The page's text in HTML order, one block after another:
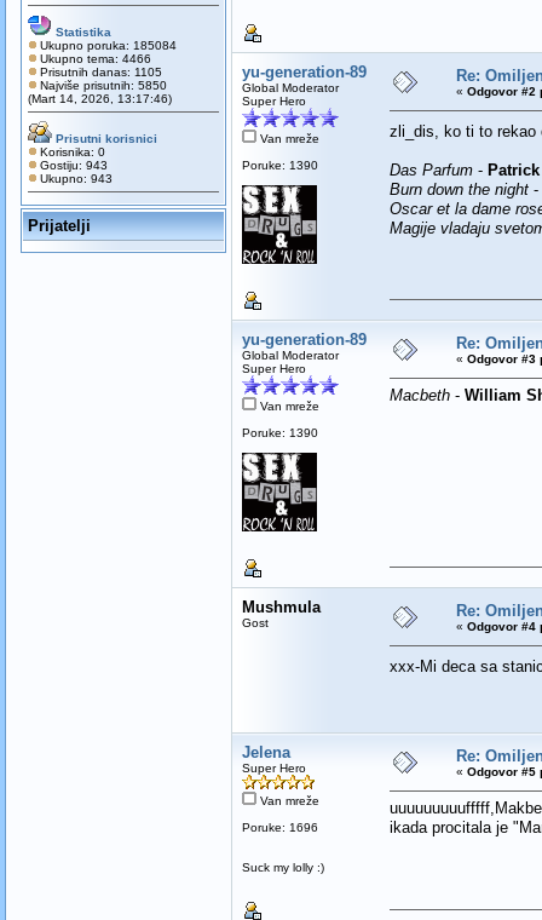
Statistika
Ukupno poruka: 185084
Ukupno tema: 4466
Prisutnih danas: 1105
Najviše prisutnih: 5850
(Mart 14, 2026, 13:17:46)
Prisutni korisnici
Korisnika: 0
Gostiju: 943
Ukupno: 943
Prijatelji
yu-generation-89
Global Moderator
Super Hero
Van mreže
Poruke: 1390
Re:
« Odgovor #2
zli_dis, ko ti to
Das Parfum-
Burn down the night -
Oscar et la dame
Magije vladaju
yu-generation-89
Global Moderator
Super Hero
Van mreže
Poruke: 1390
Re:
« Odgovor #3
Macbeth- William
Mushmula
Gost
Re:
« Odgovor #4
xxx-Mi deca sa
Jelena
Super Hero
Van mreže
Poruke: 1696
Suck my lolly :)
Re:
« Odgovor #5
ikada procitala je